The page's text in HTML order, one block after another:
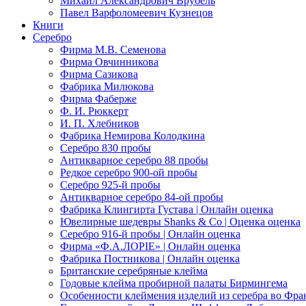
Павел Варфоломеевич Кузнецов
Книги
Серебро
Фирма М.В. Семенова
Фирма Овчинникова
Фирма Сазикова
Фабрика Милюкова
Фирма Фаберже
Ф. И. Рюккерт
И. П. Хлебников
Фабрика Немирова Колодкина
Серебро 830 пробы
Антикварное серебро 88 пробы
Редкое серебро 900-ой пробы
Серебро 925-й пробы
Антикварное серебро 84-ой пробы
Фабрика Клингирта Густава | Онлайн оценка
Ювелирные шедевры Shanks & Co | Оценка оценка
Серебро 916-й пробы | Онлайн оценка
Фирма «Ф.А.ЛОРIЕ» | Онлайн оценка
Фабрика Постникова | Онлайн оценка
Британские серебряные клейма
Годовые клейма пробирной палаты Бирмингема
Особенности клеймения изделий из серебра во